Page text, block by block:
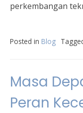
perkembangan
Posted in Blog
Masa
Peran